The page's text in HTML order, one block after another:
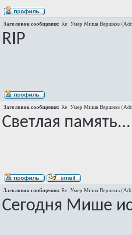
Заголовок сообщения: Re: Умер Миша Вершков
RIP
Заголовок сообщения: Re: Умер Миша Вершков
Светлая память...
Заголовок сообщения: Re: Умер Миша Вершков
Сегодня Мише